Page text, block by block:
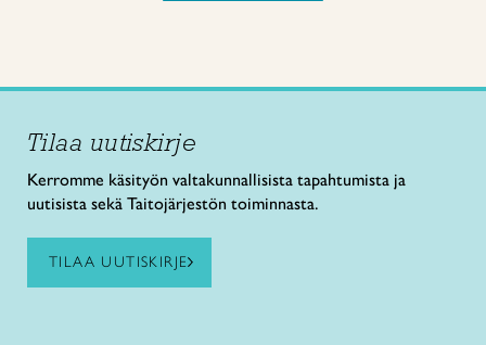
Tilaa uutiskirje
Kerromme käsityön valtakunnallisista tapahtumista ja
uutisista sekä Taitojärjestön toiminnasta.
TILAA UUTISKIRJE